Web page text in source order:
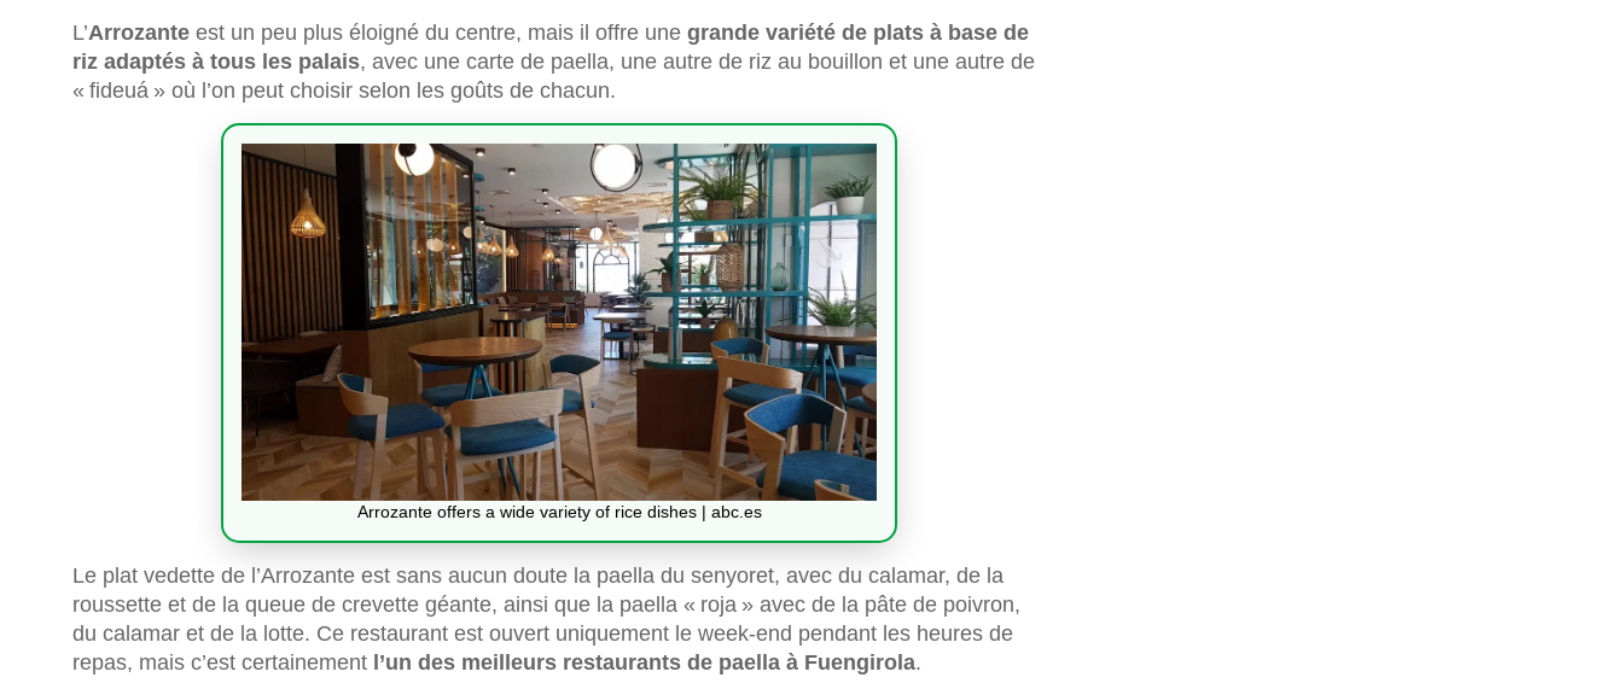
L’Arrozante est un peu plus éloigné du centre, mais il offre une grande variété de plats à base de
riz adaptés à tous les palais, avec une carte de paella, une autre de riz au bouillon et une autre de
« fideuá » où l’on peut choisir selon les goûts de chacun.
Arrozante offers a wide variety of rice dishes | abc.es
Le plat vedette de l’Arrozante est sans aucun doute la paella du senyoret, avec du calamar, de la
roussette et de la queue de crevette géante, ainsi que la paella « roja » avec de la pâte de poivron,
du calamar et de la lotte. Ce restaurant est ouvert uniquement le week-end pendant les heures de
repas, mais c’est certainement l’un des meilleurs restaurants de paella à Fuengirola.